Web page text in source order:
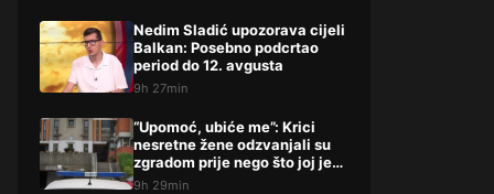
Nedim Sladić upozorava cijeli
Balkan: Posebno podcrtao
period do 12. avgusta
9h 27min
“Upomoć, ubiće me”: Krici
nesretne žene odzvanjali su
zgradom prije nego što joj je
život oduzeo sin
9h 29min